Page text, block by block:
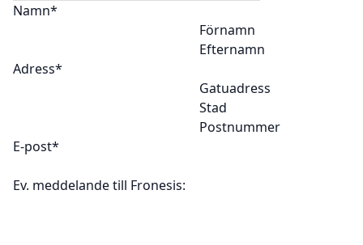
Namn*
Förnamn
Efternamn
Adress*
Gatuadress
Stad
Postnummer
E-post*
Ev. meddelande till Fronesis: